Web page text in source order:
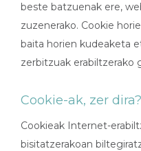
beste batzuenak ere,
zuzenerako. Cookie
baita horien kudeaketa
zerbitzuak erabiltzerako
Cookie-ak, zer dira?
Cookieak Internet-
bisitatzerakoan